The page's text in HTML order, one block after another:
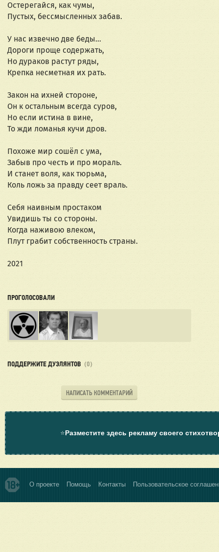
Остерегайся, как чумы,
Пустых, бессмысленных забав.
У нас извечно две беды...
Дороги проще содержать,
Но дураков растут ряды,
Крепка несметная их рать.
Закон на ихней стороне,
Он к остальным всегда суров,
Но если истина в вине,
То жди ломанья кучи дров.
Похоже мир сошёл с ума,
Забыв про честь и про мораль.
И станет воля, как тюрьма,
Коль ложь за правду сеет враль.
Себя наивным простаком
Увидишь ты со стороны.
Когда наживою влеком,
Плут грабит собственность страны.
2021
ПРОГОЛОСОВАЛИ
ПОДДЕРЖИТЕ ДУЭЛЯНТОВ (0)
НАПИСАТЬ КОММЕНТАРИЙ
⭐Разместите здесь рекламу своего
О проекте Помощь Контакты Пользовательское